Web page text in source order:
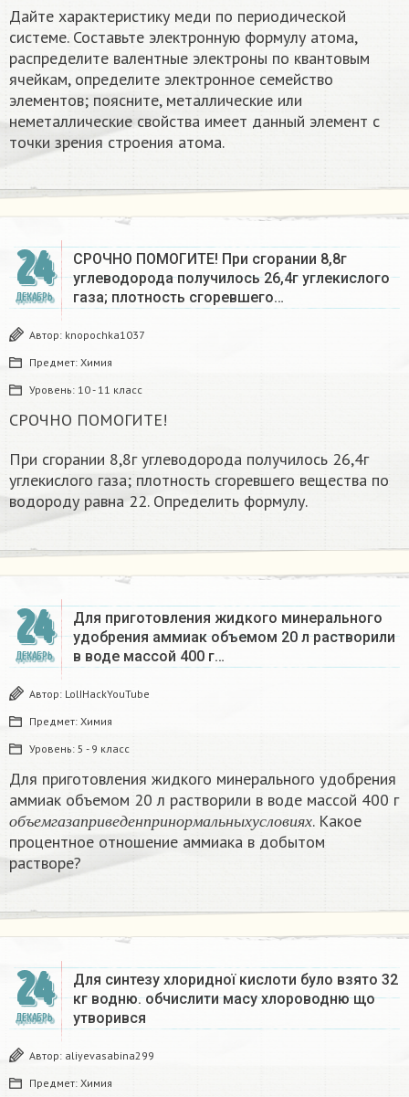
Дайте характеристику меди по периодической
системе. Составьте электронную формулу атома,
распределите валентные электроны по квантовым
ячейкам, определите электронное семейство
элементов; поясните, металлические или
неметаллические свойства имеет данный элемент с
точки зрения строения атома.
24
ДЕКАБРЬ
СРОЧНО ПОМОГИТЕ! При сгорании 8,8г
углеводорода получилось 26,4г углекислого
газа; плотность сгоревшего…
Автор: knopochka1037
Предмет: Химия
Уровень: 10 - 11 класс
СРОЧНО ПОМОГИТЕ!
При сгорании 8,8г углеводорода получилось 26,4г
углекислого газа; плотность сгоревшего вещества по
водороду равна 22. Определить формулу.
24
ДЕКАБРЬ
Для приготовления жидкого минерального
удобрения аммиак объемом 20 л растворили
в воде массой 400 г…
Автор: LolIHackYouTube
Предмет: Химия
Уровень: 5 - 9 класс
Для приготовления жидкого минерального удобрения
аммиак объемом 20 л растворили в воде массой 400 г
о б ъемг а з а п р и в е д е н п р и н о рмал ьн ых у сл о в иях
объем газаприведе нпринорм а льны хусловиях
. Какое
процентное отношение аммиака в добытом
растворе?
24
ДЕКАБРЬ
Для синтезу хлоридної кислоти було взято 32
кг водню. обчислити масу хлороводню що
утворився​
Автор: aliyevasabina299
Предмет: Химия